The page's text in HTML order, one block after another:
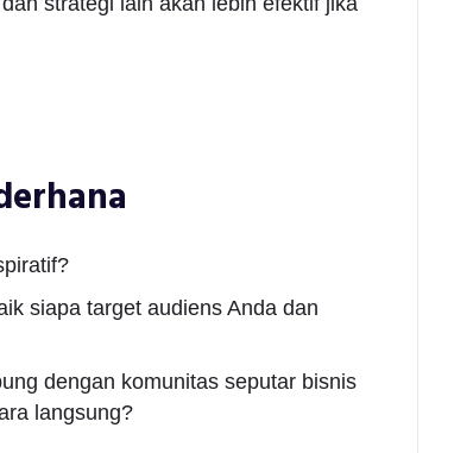
siapa target audiens Anda dan
dengan komunitas seputar bisnis
langsung?